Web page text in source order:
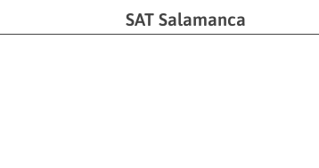
SAT Salamanca